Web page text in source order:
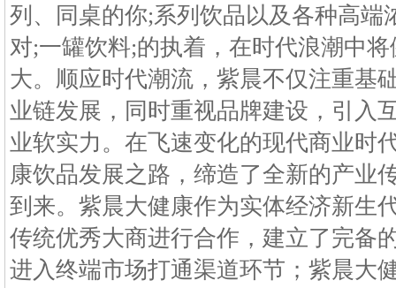
列、同桌的你;系列饮品以及各种高端
对;一罐饮料;的执着，在时代浪潮中
大。顺应时代潮流，紫晨不仅注重基
业链发展，同时重视品牌建设，引入
业软实力。在飞速变化的现代商业时
康饮品发展之路，缔造了全新的产业
到来。紫晨大健康作为实体经济新生
传统优秀大商进行合作，建立了完备
进入终端市场打通渠道环节；紫晨大